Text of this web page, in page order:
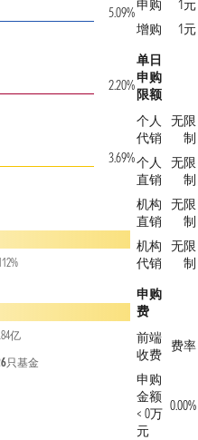
5.09%
2.20%
3.69%
亿
只基金
申购
1元
增购
1元
单日
申购
限额
个人
代销
无限
制
个人
直销
无限
制
机构
直销
无限
制
机构
代销
无限
制
申购
费
前端
收费
费率
申购
金额
< 0万
元
0.00%